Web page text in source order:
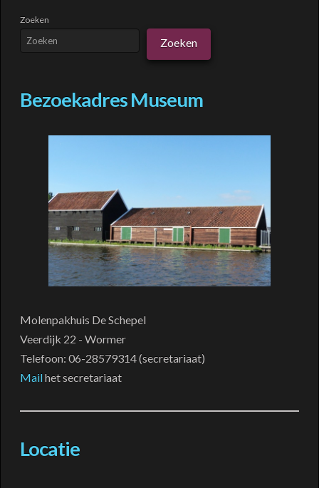
Zoeken
Zoeken
Bezoekadres Museum
Molenpakhuis De Schepel
Veerdijk 22 - Wormer
Telefoon: 06-28579314 (secretariaat)
Mailhet secretariaat
Locatie